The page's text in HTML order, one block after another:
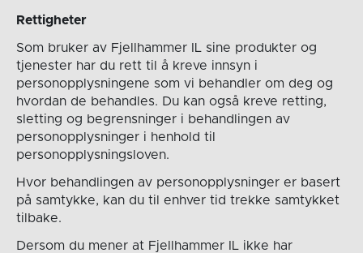
Rettigheter
Som bruker av Fjellhammer IL sine produkter og
tjenester har du rett til å kreve innsyn i
personopplysningene som vi behandler om deg og
hvordan de behandles. Du kan også kreve retting,
sletting og begrensninger i behandlingen av
personopplysninger i henhold til
personopplysningsloven.
Hvor behandlingen av personopplysninger er basert
på samtykke, kan du til enhver tid trekke samtykket
tilbake.
Dersom du mener at Fjellhammer IL ikke har